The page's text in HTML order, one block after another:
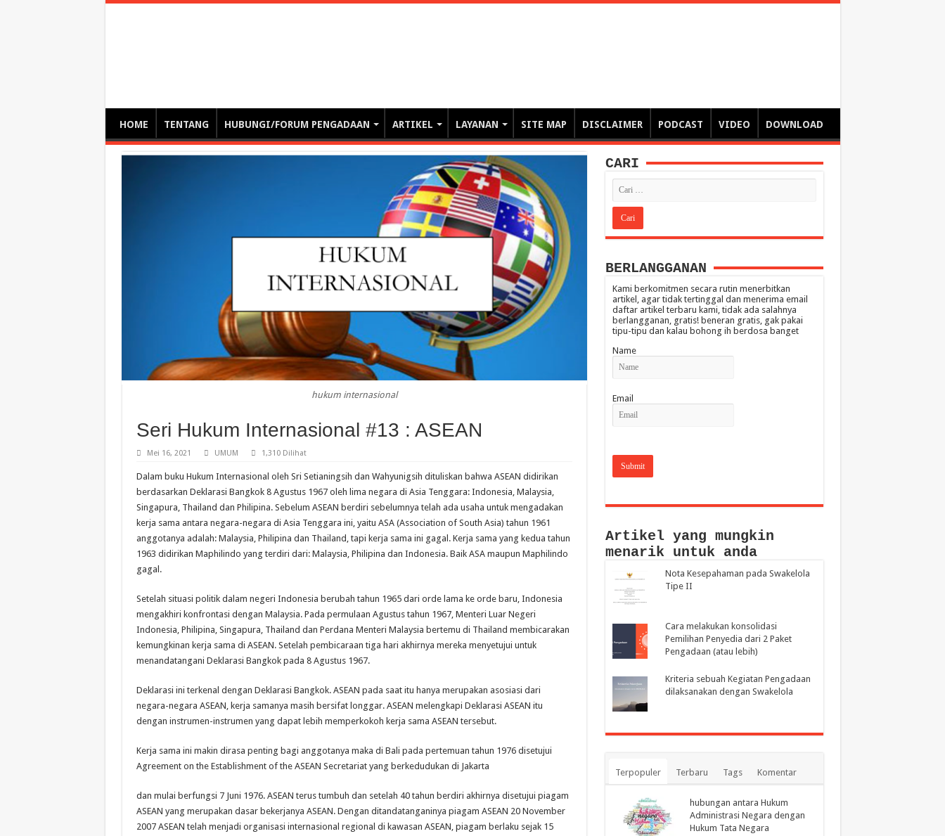
HOME TENTANG HUBUNGI/FORUM PENGADAAN ARTIKEL LAYANAN SITE MAP DISCLAIMER PODCAST VIDEO DOWNLOAD
hukum internasional
Seri Hukum Internasional #13 : ASEAN
Mei 16, 2021 UMUM 1,310 Dilihat
Dalam buku Hukum Internasional oleh Sri Setianingsih dan Wahyunigsih dituliskan bahwa ASEAN didirikan
berdasarkan Deklarasi Bangkok 8 Agustus 1967 oleh lima negara di Asia Tenggara: Indonesia, Malaysia,
Singapura, Thailand dan Philipina. Sebelum ASEAN berdiri sebelumnya telah ada usaha untuk mengadakan
kerja sama antara negara-negara di Asia Tenggara ini, yaitu ASA (Association of South Asia) tahun 1961
anggotanya adalah: Malaysia, Philipina dan Thailand, tapi kerja sama ini gagal. Kerja sama yang kedua tahun
1963 didirikan Maphilindo yang terdiri dari: Malaysia, Philipina dan Indonesia. Baik ASA maupun Maphilindo
gagal.
Setelah situasi politik dalam negeri Indonesia berubah tahun 1965 dari orde lama ke orde baru, Indonesia
mengakhiri konfrontasi dengan Malaysia. Pada permulaan Agustus tahun 1967, Menteri Luar Negeri
Indonesia, Philipina, Singapura, Thailand dan Perdana Menteri Malaysia bertemu di Thailand membicarakan
kemungkinan kerja sama di ASEAN. Setelah pembicaraan tiga hari akhirnya mereka menyetujui untuk
menandatangani Deklarasi Bangkok pada 8 Agustus 1967.
Deklarasi ini terkenal dengan Deklarasi Bangkok. ASEAN pada saat itu hanya merupakan asosiasi dari
negara-negara ASEAN, kerja samanya masih bersifat longgar. ASEAN melengkapi Deklarasi ASEAN itu
dengan instrumen-instrumen yang dapat lebih memperkokoh kerja sama ASEAN tersebut.
Kerja sama ini makin dirasa penting bagi anggotanya maka di Bali pada pertemuan tahun 1976 disetujui
Agreement on the Establishment of the ASEAN Secretariat yang berkedudukan di Jakarta
dan mulai berfungsi 7 Juni 1976. ASEAN terus tumbuh dan setelah 40 tahun berdiri akhirnya disetujui piagam
ASEAN yang merupakan dasar bekerjanya ASEAN. Dengan ditandatanganinya piagam ASEAN 20 November
2007 ASEAN telah menjadi organisasi internasional regional di kawasan ASEAN, piagam berlaku sejak 15
CARI
BERLANGGANAN
Kami berkomitmen secara rutin menerbitkan
artikel, agar tidak tertinggal dan menerima email
daftar artikel terbaru kami, tidak ada salahnya
berlangganan, gratis! beneran gratis, gak pakai
tipu-tipu dan kalau bohong ih berdosa banget
Name
Email
Artikel yang mungkin
menarik untuk anda
Nota Kesepahaman pada Swakelola
Tipe II
Cara melakukan konsolidasi
Pemilihan Penyedia dari 2 Paket
Pengadaan (atau lebih)
Kriteria sebuah Kegiatan Pengadaan
dilaksanakan dengan Swakelola
Terpopuler Terbaru Tags Komentar
hubungan antara Hukum
Administrasi Negara dengan
Hukum Tata Negara